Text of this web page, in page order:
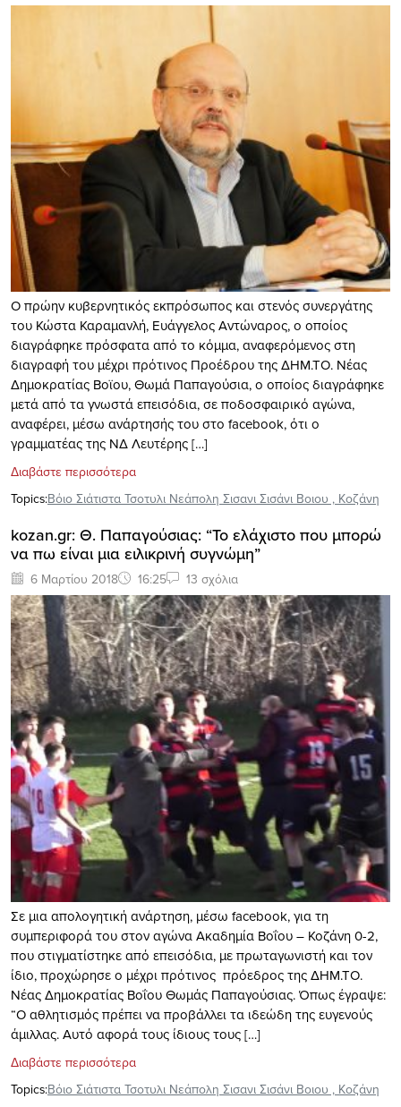
Ο πρώην κυβερνητικός εκπρόσωπος και στενός συνεργάτης
του Κώστα Καραμανλή, Ευάγγελος Αντώναρος, ο οποίος
διαγράφηκε πρόσφατα από το κόμμα, αναφερόμενος στη
διαγραφή του μέχρι πρότινος Προέδρου της ΔΗΜ.ΤΟ. Νέας
Δημοκρατίας Βοϊου, Θωμά Παπαγούσια, ο οποίος διαγράφηκε
μετά από τα γνωστά επεισόδια, σε ποδοσφαιρικό αγώνα,
αναφέρει, μέσω ανάρτησής του στο facebook, ότι ο
γραμματέας της ΝΔ Λευτέρης […]
Διαβάστε περισσότερα
Topics:Βόιο Σιάτιστα Τσοτυλι Νεάπολη Σισανι Σισάνι Βοιου , Κοζάνη
kozan.gr: Θ. Παπαγούσιας: “Το ελάχιστο που μπορώ
να πω είναι μια ειλικρινή συγνώμη”
6 Μαρτίου 2018 16:25 13 σχόλια
Σε μια απολογητική ανάρτηση, μέσω facebook, για τη
συμπεριφορά του στον αγώνα Ακαδημία Βοΐου – Κοζάνη 0-2,
που στιγματίστηκε από επεισόδια, με πρωταγωνιστή και τον
ίδιο, προχώρησε ο μέχρι πρότινος πρόεδρος της ΔΗΜ.ΤΟ.
Νέας Δημοκρατίας Βοΐου Θωμάς Παπαγούσιας. Όπως έγραψε:
“Ο αθλητισμός πρέπει να προβάλλει τα ιδεώδη της ευγενούς
άμιλλας. Αυτό αφορά τους ίδιους τους […]
Διαβάστε περισσότερα
Topics:Βόιο Σιάτιστα Τσοτυλι Νεάπολη Σισανι Σισάνι Βοιου , Κοζάνη